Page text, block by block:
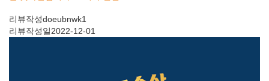
리뷰작성doeubnwk1
리뷰작성일2022-12-01